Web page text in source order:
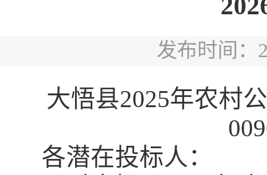
发布时间：
大悟县2025年农村
各潜在投标人：